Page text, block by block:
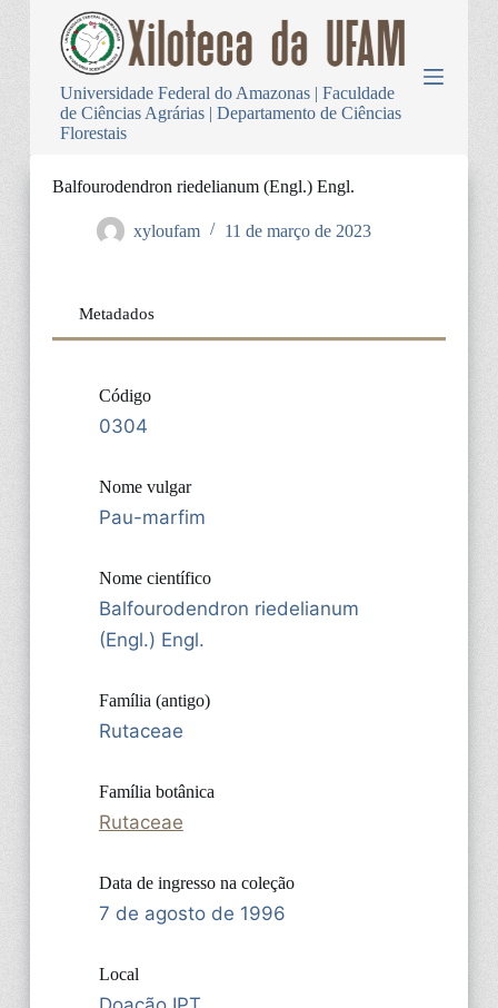
Universidade Federal do Amazonas | Faculdade
de Ciências Agrárias | Departamento de Ciências
Florestais
Balfourodendron riedelianum (Engl.) Engl.
xyloufam 11 de março de 2023
Metadados
Código
0304
Nome vulgar
Pau-marfim
Nome científico
Balfourodendron riedelianum
(Engl.) Engl.
Família (antigo)
Rutaceae
Família botânica
Rutaceae
Data de ingresso na coleção
7 de agosto de 1996
Local